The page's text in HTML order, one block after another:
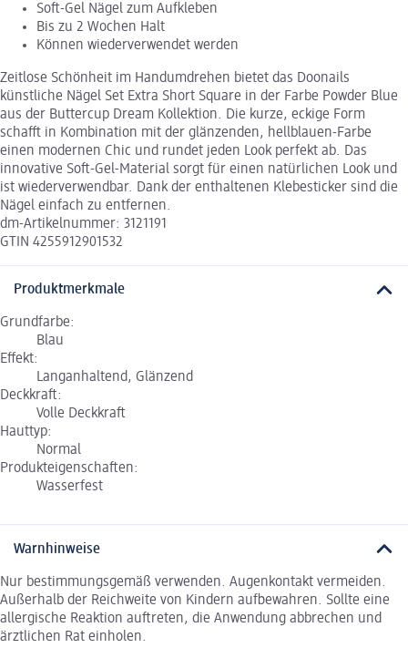
Soft-Gel Nägel zum Aufkleben
Bis zu 2 Wochen Halt
Können wiederverwendet werden
Zeitlose Schönheit im Handumdrehen bietet das Doonails
künstliche Nägel Set Extra Short Square in der Farbe Powder Blue
aus der Buttercup Dream Kollektion. Die kurze, eckige Form
schafft in Kombination mit der glänzenden, hellblauen-Farbe
einen modernen Chic und rundet jeden Look perfekt ab. Das
innovative Soft-Gel-Material sorgt für einen natürlichen Look und
ist wiederverwendbar. Dank der enthaltenen Klebesticker sind die
Nägel einfach zu entfernen.
dm-Artikelnummer: 3121191
GTIN 4255912901532
Produktmerkmale
Grundfarbe:
Blau
Effekt:
Langanhaltend, Glänzend
Deckkraft:
Volle Deckkraft
Hauttyp:
Normal
Produkteigenschaften:
Wasserfest
Warnhinweise
Nur bestimmungsgemäß verwenden. Augenkontakt vermeiden.
Außerhalb der Reichweite von Kindern aufbewahren. Sollte eine
allergische Reaktion auftreten, die Anwendung abbrechen und
ärztlichen Rat einholen.